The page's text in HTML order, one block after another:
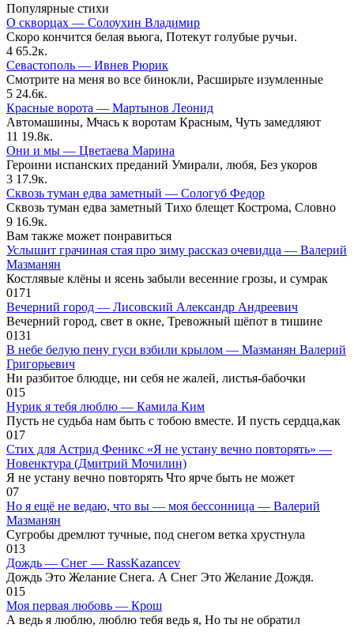
Популярные стихи
О скворцах — Солоухин Владимир
Скоро кончится белая вьюга, Потекут голубые ручьи.
4 65.2к.
Севастополь — Ивнев Рюрик
Смотрите на меня во все бинокли, Расширьте изумленные
5 24.6к.
Красные ворота — Мартынов Леонид
Автомашины, Мчась к воротам Красным, Чуть замедляют
11 19.8к.
Они и мы — Цветаева Марина
Героини испанских преданий Умирали, любя, Без укоров
3 17.9к.
Сквозь туман едва заметный — Сологуб Федор
Сквозь туман едва заметный Тихо блещет Кострома, Словно
9 16.9к.
Вам также может понравиться
Услышит грачиная стая про зиму рассказ очевидца — Валерий
Мазманян
Костлявые клёны и ясень забыли весенние грозы, и сумрак
0171
Вечерний город — Лисовский Александр Андреевич
Вечерний город, свет в окне, Тревожный шёпот в тишине
0131
В небе белую пену гуси взбили крылом — Мазманян Валерий
Григорьевич
Ни разбитое блюдце, ни себя не жалей, листья-бабочки
015
Нурик я тебя люблю — Камила Ким
Пусть не судьба нам быть с тобою вместе. И пусть сердца,как
017
Стих для Астрид Феникс «Я не устану вечно повторять» —
Новенктура (Дмитрий Мочилин)
Я не устану вечно повторять Что ярче быть не может
07
Но я ещё не ведаю, что вы — моя бессонница — Валерий
Мазманян
Сугробы дремлют тучные, под снегом ветка хрустнула
013
Дождь — Снег — RassKazancev
Дождь Это Желание Снега. А Снег Это Желание Дождя.
015
Моя первая любовь — Крош
А ведь я люблю, люблю тебя ведь я, Но ты не обратил